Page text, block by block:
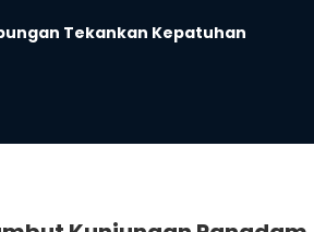
Tekankan Kepatuhan